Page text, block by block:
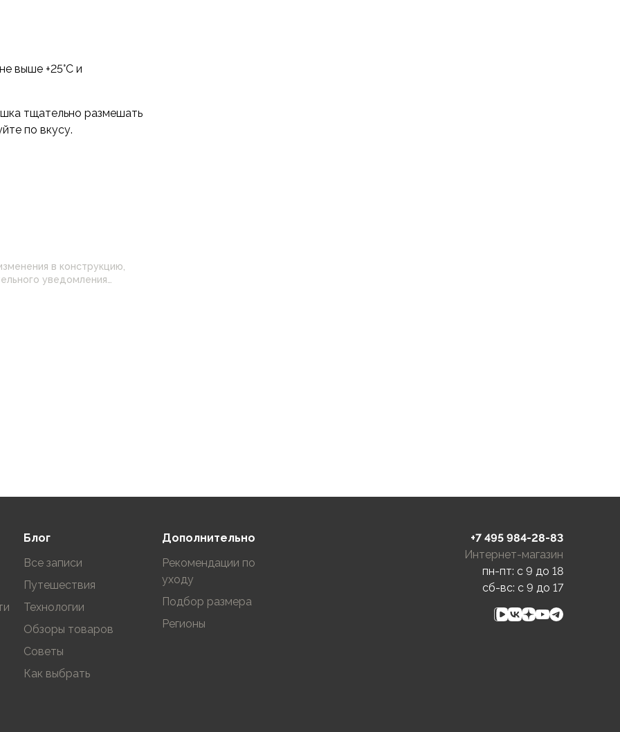
выше +25°C и
тщательно размешать
по вкусу.
в конструкцию,
Блог
Все записи
Путешествия
Технологии
Обзоры товаров
Советы
Как выбрать
Дополнительно
Рекомендации по
уходу
Подбор размера
Регионы
+7 495 984-28-83
Интернет-магазин
пн-пт: c 9 до 18
сб-вс: c 9 до 17